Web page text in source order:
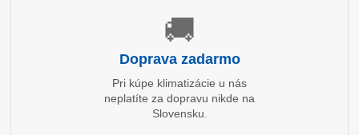
🚚
Doprava zadarmo
Pri kúpe klimatizácie u nás
neplatíte za dopravu nikde na
Slovensku.